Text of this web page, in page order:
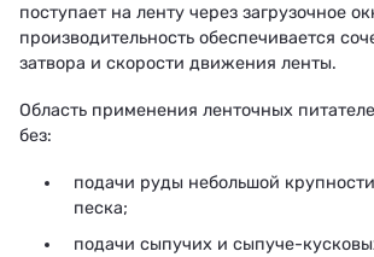
поступает на ленту через загрузочное
производительность обеспечивается
затвора и скорости движения ленты.
Область применения ленточных
без:
подачи руды небольшой
песка;
подачи сыпучих и сыпуче-